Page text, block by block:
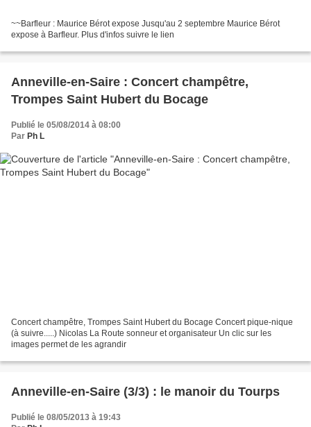
~~Barfleur : Maurice Bérot expose Jusqu'au 2 septembre Maurice Bérot
expose à Barfleur. Plus d'infos suivre le lien
Anneville-en-Saire : Concert champêtre,
Trompes Saint Hubert du Bocage
Publié le 05/08/2014 à 08:00
Par Ph L
Concert champêtre, Trompes Saint Hubert du Bocage Concert pique-nique
(à suivre.....) Nicolas La Route sonneur et organisateur Un clic sur les
images permet de les agrandir
Anneville-en-Saire (3/3) : le manoir du Tourps
Publié le 08/05/2013 à 19:43